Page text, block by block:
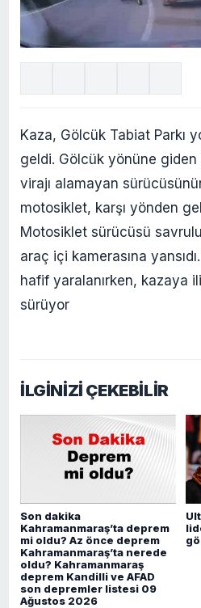
Kaza, Gölcük Tabiat Parkı
geldi. Gölcük yönüne giden
virajı alamayan
motosiklet, karşı yönden
Motosiklet sürücüsü
araç içi kamerasına
hafif yaralanırken, kazaya
sürüyor
İLGİNİZİ ÇEKEBİLİR
Son dakika
Kahramanmaraş’ta deprem
mi oldu? Az önce deprem
Kahramanmaraş’ta nerede
oldu? Kahramanmaraş
deprem Kandilli ve AFAD
son depremler listesi 09
Ağustos 2026